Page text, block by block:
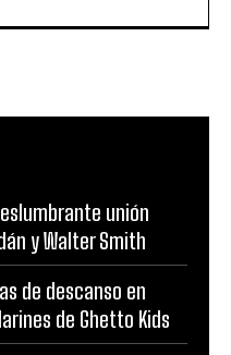
unión
y Walter Smith
de descanso en
de Ghetto Kids